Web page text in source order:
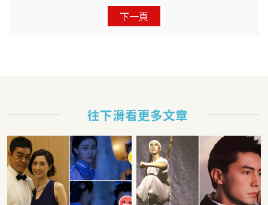
下一頁
往下滑看更多文章